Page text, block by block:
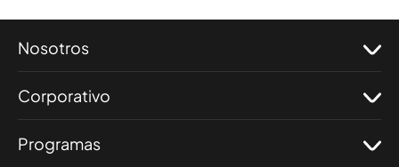
Nosotros
Corporativo
Programas